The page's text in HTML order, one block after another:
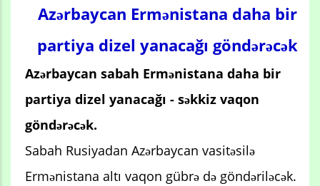
Azərbaycan Ermənistana daha bir
partiya dizel yanacağı göndərəcək
Azərbaycan sabah Ermənistana daha bir
partiya dizel yanacağı - səkkiz vaqon
göndərəcək.
Sabah Rusiyadan Azərbaycan vasitəsilə
Ermənistana altı vaqon gübrə də göndəriləcək.